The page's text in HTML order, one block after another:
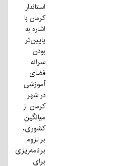
استاندار
کرمان با
اشاره به
پایین‌تر
بودن
سرانه
فضای
آموزشی
در شهر
کرمان از
میانگین
کشوری،
بر لزوم
برنامه‌ریزی
برای